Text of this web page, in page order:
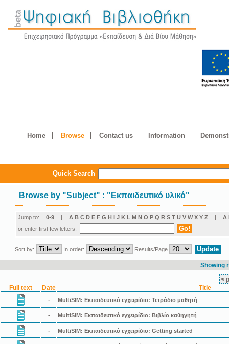
Home Browse Contact us Information
Quick Search
Browse by "Subject" : "Εκπαιδευτικό υλικό"
Jump to: 0-9 | A B C D E F G H I J K L M N O P Q R S T U V W X Y Z | Α
or enter first few letters:
Sort by: In order: Results/Page
Showing
<
Full text
Date Title
- MultiSIM: Εκπαιδευτικό εγχειρίδιο: Τετράδιο μαθητή
- MultiSIM: Εκπαιδευτικό εγχειρίδιο: Βιβλίο καθηγητή
- MultiSIM: Εκπαιδευτικό εγχειρίδιο: Getting started